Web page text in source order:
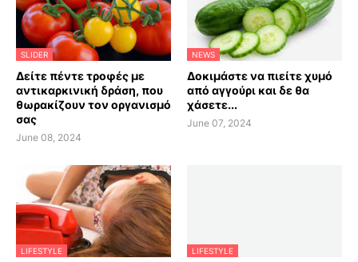
SLIDER
Δείτε πέντε τροφές με
αντικαρκινική δράση, που
θωρακίζουν τον οργανισμό
σας
June 08, 2024
NEWS
Δοκιμάστε να πιείτε χυμό
από αγγούρι και δε θα
χάσετε...
June 07, 2024
LIFESTYLE LIFESTYLE